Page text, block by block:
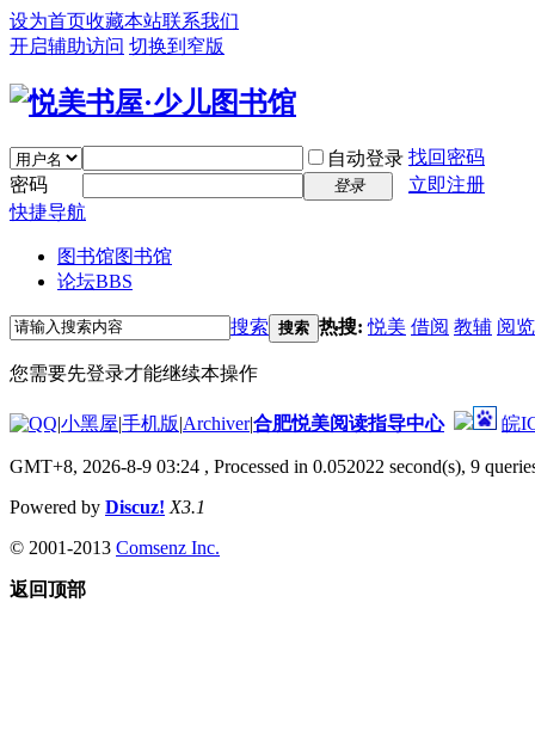
设为首页收藏本站联系我们
开启辅助访问 切换到窄版
自动登录 找回密码
密码
登录
立即注册
快捷导航
图书馆图书馆
论坛BBS
搜索 搜索 热搜:悦美 借阅 教辅 阅览
您需要先登录才能继续本操作
|小黑屋|手机版|Archiver|合肥悦美阅读指导中心 皖
GMT+8, 2026-8-9 03:24 , Processed in 0.052022 second(s), 9
Powered by Discuz! X3.1
© 2001-2013 Comsenz Inc.
返回顶部